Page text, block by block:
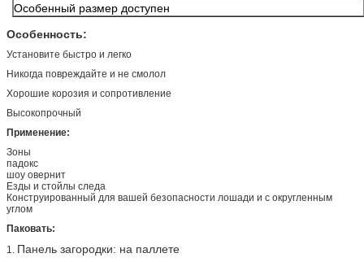
Особенный размер доступен
Особенность:
Установите быстро и легко
Никогда повреждайте и не смолол
Хорошие корозия и сопротивление
Высокопрочный
Применение:
Зоны
падокс
шоу овернит
Езды и стойлы следа
Конструированный для вашей безопасности лошади и с округленным
углом
Паковать:
1. Панель загородки: на паллете